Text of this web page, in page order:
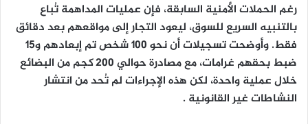
رغم الحملات الأمنية السابقة، فإن عمليات المداهمة تُباع
بالتنبيه السريع للسوق، ليعود التجار إلى مواقعهم بعد دقائق
فقط. وأوضحت تسجيلات أن نحو 100 شخص تم إبعادهم و15
ضبط بحقهم غرامات، مع مصادرة حوالي 200 كجم من البضائع
خلال عملية واحدة، لكن هذه الإجراءات لم تُحد من انتشار
النشاطات غير القانونية .